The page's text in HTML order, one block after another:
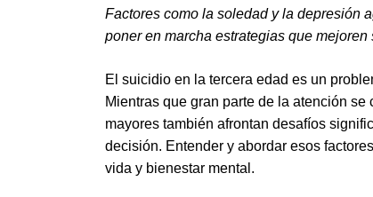
Factores como la soledad y la depresión
poner en marcha estrategias que mejoren
El suicidio en la tercera edad es un
Mientras que gran parte de la atención se
mayores también afrontan desafíos
decisión. Entender y abordar esos
vida y bienestar mental.